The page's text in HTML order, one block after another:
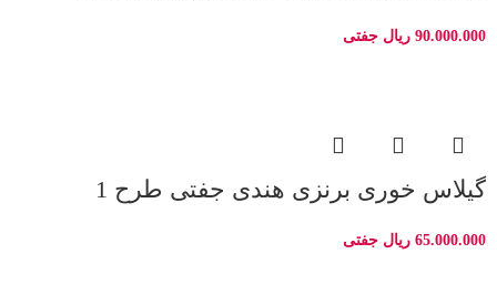
90.000.000 ریال جفتی
گیلاس خوری برنزی هندی جفتی طرح 1
65.000.000 ریال جفتی